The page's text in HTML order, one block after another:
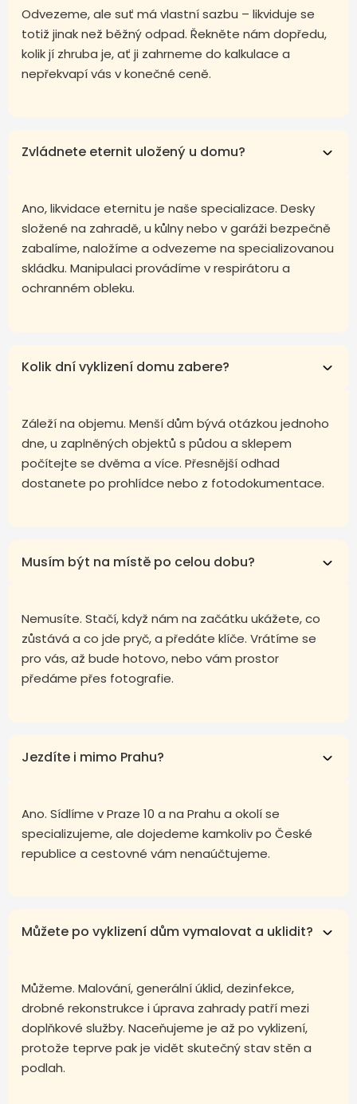
Odvezeme, ale suť má vlastní sazbu – likviduje se
totiž jinak než běžný odpad. Řekněte nám dopředu,
kolik jí zhruba je, ať ji zahrneme do kalkulace a
nepřekvapí vás v konečné ceně.
Zvládnete eternit uložený u domu?
Ano, likvidace eternitu je naše specializace. Desky
složené na zahradě, u kůlny nebo v garáži bezpečně
zabalíme, naložíme a odvezeme na specializovanou
skládku. Manipulaci provádíme v respirátoru a
ochranném obleku.
Kolik dní vyklizení domu zabere?
Záleží na objemu. Menší dům bývá otázkou jednoho
dne, u zaplněných objektů s půdou a sklepem
počítejte se dvěma a více. Přesnější odhad
dostanete po prohlídce nebo z fotodokumentace.
Musím být na místě po celou dobu?
Nemusíte. Stačí, když nám na začátku ukážete, co
zůstává a co jde pryč, a předáte klíče. Vrátíme se
pro vás, až bude hotovo, nebo vám prostor
předáme přes fotografie.
Jezdíte i mimo Prahu?
Ano. Sídlíme v Praze 10 a na Prahu a okolí se
specializujeme, ale dojedeme kamkoliv po České
republice a cestovné vám nenaúčtujeme.
Můžete po vyklizení dům vymalovat a uklidit?
Můžeme. Malování, generální úklid, dezinfekce,
drobné rekonstrukce i úprava zahrady patří mezi
doplňkové služby. Naceňujeme je až po vyklizení,
protože teprve pak je vidět skutečný stav stěn a
podlah.